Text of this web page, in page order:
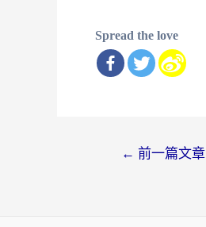
Spread the love
← 前一篇文章